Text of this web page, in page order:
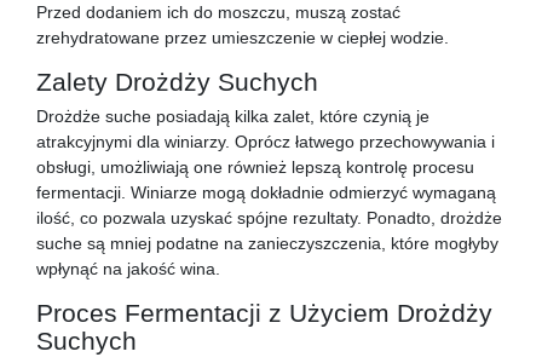
Przed dodaniem ich do moszczu, muszą zostać
zrehydratowane przez umieszczenie w ciepłej wodzie.
Zalety Drożdży Suchych
Drożdże suche posiadają kilka zalet, które czynią je
atrakcyjnymi dla winiarzy. Oprócz łatwego przechowywania i
obsługi, umożliwiają one również lepszą kontrolę procesu
fermentacji. Winiarze mogą dokładnie odmierzyć wymaganą
ilość, co pozwala uzyskać spójne rezultaty. Ponadto, drożdże
suche są mniej podatne na zanieczyszczenia, które mogłyby
wpłynąć na jakość wina.
Proces Fermentacji z Użyciem Drożdży
Suchych